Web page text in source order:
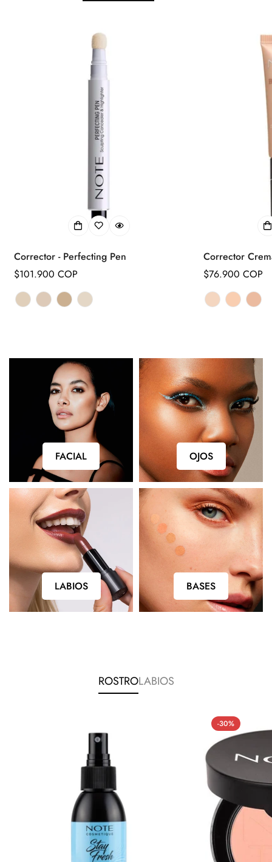
Corrector - Perfecting Pen
Precio
regular
$101.900 COP
Corrector
Precio
regular
$76.900 COP
FACIAL FACIAL OJOS OJOS
LABIOSLABIOS BASES BASES
ROSTROLABIOS
-30%